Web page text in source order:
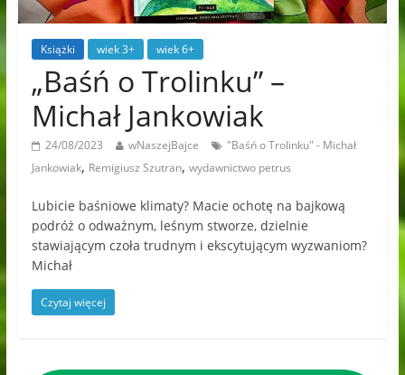
Książki wiek 3+ wiek 6+
„Baśń o Trolinku” –
Michał Jankowiak
24/08/2023 wNaszejBajce
"Baśń o Trolinku" - Michał
Jankowiak, Remigiusz Szutran, wydawnictwo petrus
Lubicie baśniowe klimaty? Macie ochotę na bajkową
podróż o odważnym, leśnym stworze, dzielnie
stawiającym czoła trudnym i ekscytującym wyzwaniom?
Michał
Czytaj więcej